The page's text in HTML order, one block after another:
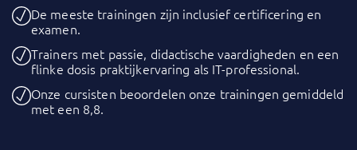
De meeste trainingen zijn inclusief certificering en
examen.
Trainers met passie, didactische vaardigheden en een
flinke dosis praktijkervaring als IT-professional.
Onze cursisten beoordelen onze trainingen gemiddeld
met een 8,8.